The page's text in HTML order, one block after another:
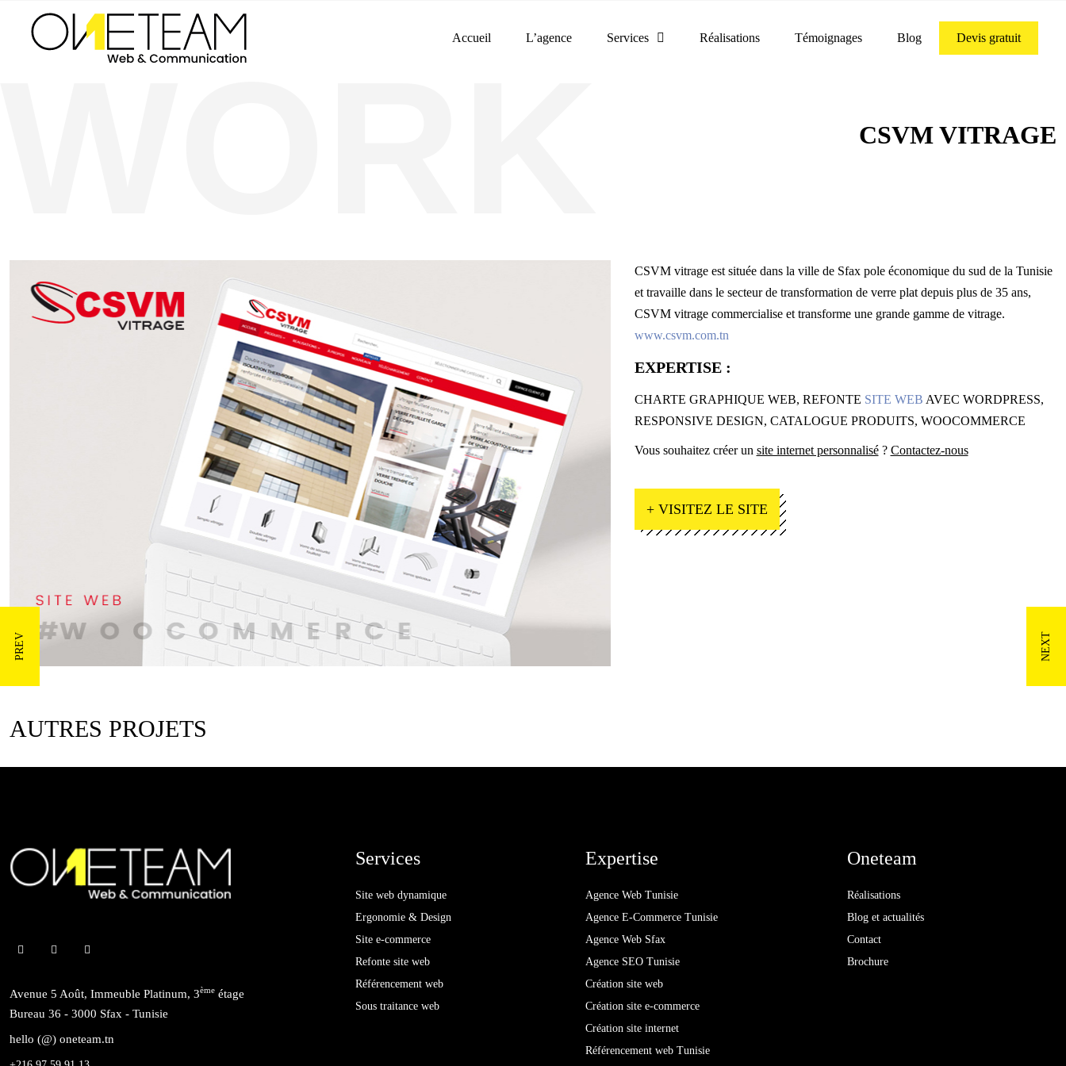
Accueil L’agence Services Réalisations Témoignages Blog Devis gratuit
CSVM VITRAGE
CSVM vitrage est située dans la ville de Sfax pole économique du sud de la Tunisie
et travaille dans le secteur de transformation de verre plat depuis plus de 35 ans,
CSVM vitrage commercialise et transforme une grande gamme de vitrage.
www.csvm.com.tn
EXPERTISE :
CHARTE GRAPHIQUE WEB, REFONTE SITE WEB AVEC WORDPRESS,
RESPONSIVE DESIGN, CATALOGUE PRODUITS, WOOCOMMERCE
Vous souhaitez créer un site internet personnalisé? Contactez-nous
+ VISITEZ LE SITE
AUTRES PROJETS
Avenue 5 Août, Immeuble Platinum, 3ème étage
Bureau 36 - 3000 Sfax - Tunisie
hello (@) oneteam.tn
Services
Site web dynamique
Ergonomie & Design
Site e-commerce
Refonte site web
Référencement web
Sous traitance web
Expertise
Agence Web Tunisie
Agence E-Commerce Tunisie
Agence Web Sfax
Agence SEO Tunisie
Création site web
Création site e-commerce
Création site internet
Référencement web Tunisie
Oneteam
Réalisations
Blog et actualités
Contact
Brochure